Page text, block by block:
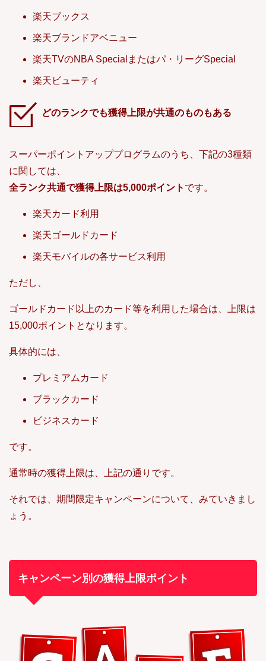
楽天ブックス
楽天ブランドアベニュー
楽天TVのNBA Specialまたはパ・リーグSpecial
楽天ビューティ
どのランクでも獲得上限が共通のものもある
スーパーポイントアッププログラムのうち、下記の3種類
に関しては、
全ランク共通で獲得上限は5,000ポイント です。
楽天カード利用
楽天ゴールドカード
楽天モバイルの各サービス利用
ただし、
ゴールドカード以上のカード等を利用した場合は、上限は
15,000ポイントとなります。
具体的には、
プレミアムカード
ブラックカード
ビジネスカード
です。
通常時の獲得上限は、上記の通りです。
それでは、期間限定キャンペーンについて、みていきまし
ょう。
キャンペーン別の獲得上限ポイント